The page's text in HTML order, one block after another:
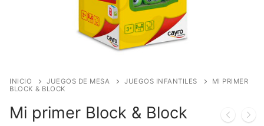
Juegos de cartas
Juegos de dados
Juegos infantiles
Juegos de Rol
USA
DC Comics
Harry Potter
Merchandising
Figuras
Literatura
INICIO JUEGOS DE MESA JUEGOS INFANTILES
MI PRIMER
BLOCK & BLOCK
Mi primer Block & Block